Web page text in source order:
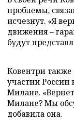
проблемы,
исчезнут. «Я
движения –
будут
Ковентри также
участии
Милане.
Милане? Мы
добавила она.